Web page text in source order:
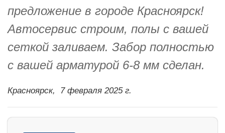
предложение в городе Красноярск!
Автосервис строим, полы с вашей
сеткой заливаем. Забор полностью
с вашей арматурой 6-8 мм сделан.
Красноярск, 7 февраля 2025 г.